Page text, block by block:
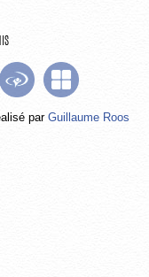
par Guillaume Roos